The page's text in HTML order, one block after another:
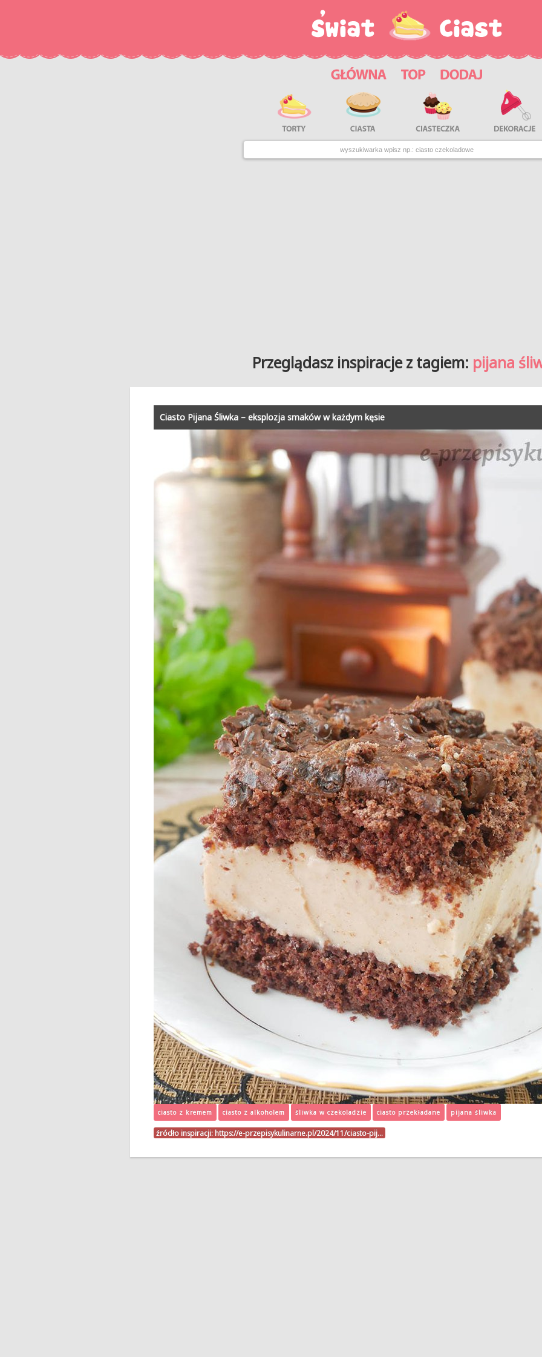
Przeglądasz inspiracje z tagiem: pijana
Ciasto Pijana Śliwka – eksplozja smaków w każdym kęsie
ciasto z kremem ciasto z alkoholem śliwka w czekoladzie ciasto przekładane pijana śliwka
źródło inspiracji: https://e-przepisykulinarne.pl/2024/11/ciasto-pij…